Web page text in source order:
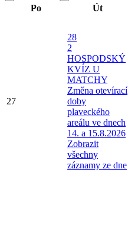
Po
Út
27
28
2
HOSPODSKÝ
KVÍZ U
MATCHY
Změna otevírací
doby
plaveckého
areálu ve dnech
14. a 15.8.2026
Zobrazit
všechny
záznamy ze dne